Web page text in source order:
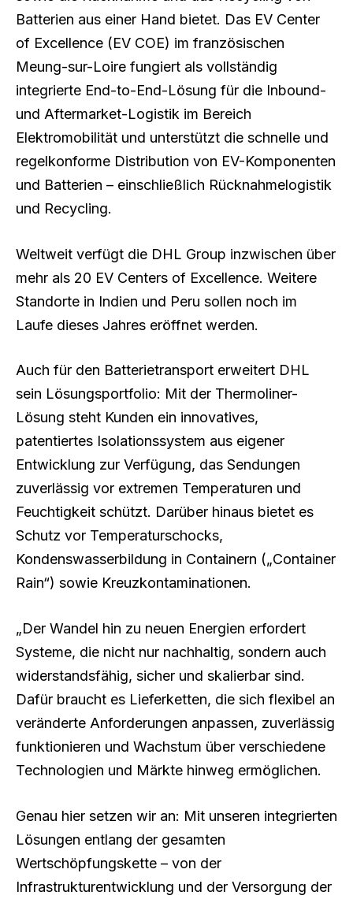
Batterien aus einer Hand bietet. Das EV Center
of Excellence (EV COE) im französischen
Meung-sur-Loire fungiert als vollständig
integrierte End-to-End-Lösung für die Inbound-
und Aftermarket-Logistik im Bereich
Elektromobilität und unterstützt die schnelle und
regelkonforme Distribution von EV-Komponenten
und Batterien – einschließlich Rücknahmelogistik
und Recycling.
Weltweit verfügt die DHL Group inzwischen über
mehr als 20 EV Centers of Excellence. Weitere
Standorte in Indien und Peru sollen noch im
Laufe dieses Jahres eröffnet werden.
Auch für den Batterietransport erweitert DHL
sein Lösungsportfolio: Mit der Thermoliner-
Lösung steht Kunden ein innovatives,
patentiertes Isolationssystem aus eigener
Entwicklung zur Verfügung, das Sendungen
zuverlässig vor extremen Temperaturen und
Feuchtigkeit schützt. Darüber hinaus bietet es
Schutz vor Temperaturschocks,
Kondenswasserbildung in Containern („Container
Rain“) sowie Kreuzkontaminationen.
„Der Wandel hin zu neuen Energien erfordert
Systeme, die nicht nur nachhaltig, sondern auch
widerstandsfähig, sicher und skalierbar sind.
Dafür braucht es Lieferketten, die sich flexibel an
veränderte Anforderungen anpassen, zuverlässig
funktionieren und Wachstum über verschiedene
Technologien und Märkte hinweg ermöglichen.
Genau hier setzen wir an: Mit unseren integrierten
Lösungen entlang der gesamten
Wertschöpfungskette – von der
Infrastrukturentwicklung und der Versorgung der